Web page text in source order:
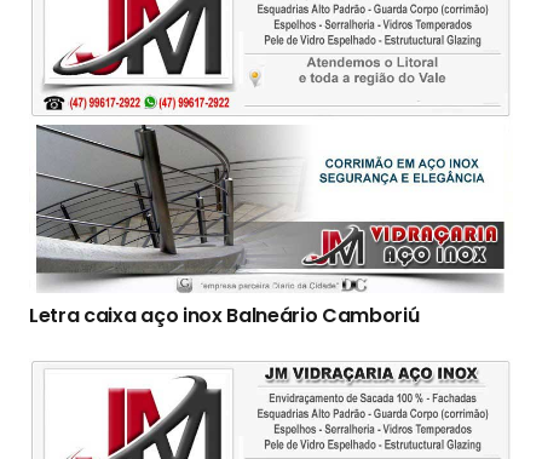
Letra caixa aço inox Balneário Camboriú